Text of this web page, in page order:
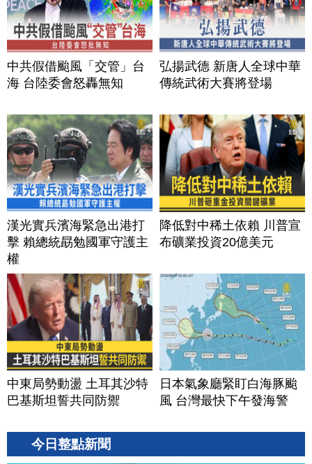
中共假借颱風「交管」台
海 台陸委會怒轟無知
弘揚武德 新唐人全球中華
傳統武術大賽將登場
漢光實兵濱海緊急出港打
擊 賴總統勗勉國軍守護主
權
降低對中稀土依賴 川普宣
布礦業投資20億美元
中東局勢動盪 土耳其沙特
巴基斯坦誓共同防禦
日本氣象廳緊盯白海豚颱
風 台灣最快下午發海警
今日整點新聞